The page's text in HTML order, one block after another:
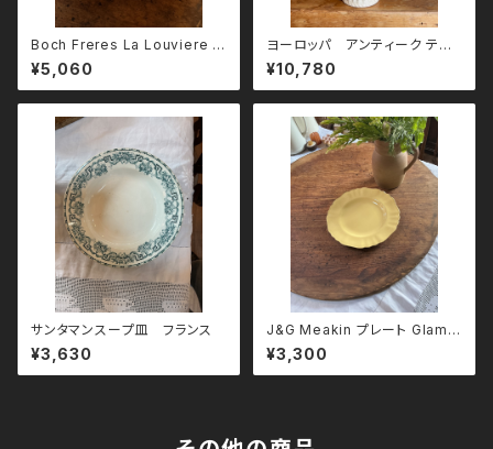
Boch Freres La Louviere ス
クエア深皿
¥5,060
ヨーロッパ アンティーク ティ
ーポット
¥10,780
サンタマンスープ皿 フランス
¥3,630
J&G Meakin プレート Glamo
ur Sunflower
¥3,300